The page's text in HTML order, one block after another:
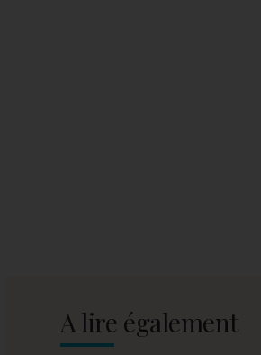
A lire également